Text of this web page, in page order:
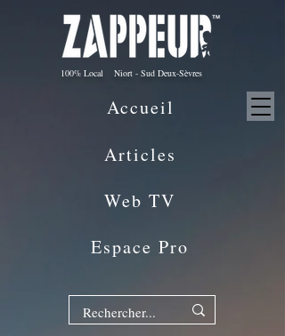
100% Local Niort - Sud Deux-Sèvres
Articles
Web TV
Espace Pro
Accueil